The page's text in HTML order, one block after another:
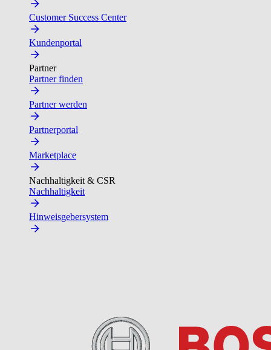
Customer Success Center
Kundenportal
Partner
Partner finden
Partner werden
Partnerportal
Marketplace
Nachhaltigkeit & CSR
Nachhaltigkeit
Hinweisgebersystem